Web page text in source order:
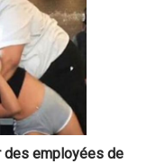
des employées de